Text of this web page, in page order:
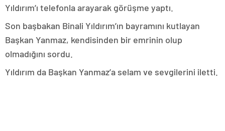
Yıldırım’ı telefonla arayarak görüşme yaptı.
Son başbakan Binali Yıldırım’ın bayramını kutlayan
Başkan Yanmaz, kendisinden bir emrinin olup
olmadığını sordu.
Yıldırım da Başkan Yanmaz’a selam ve sevgilerini iletti.